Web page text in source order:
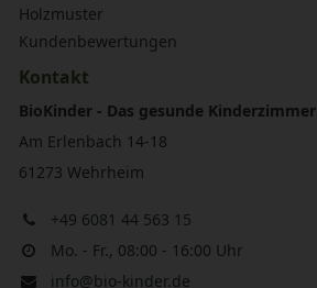
Holzmuster
Kundenbewertungen
Kontakt
BioKinder - Das gesunde Kinderzimmer
Am Erlenbach 14-18
61273 Wehrheim
+49 6081 44 563 15
Mo. - Fr., 08:00 - 16:00 Uhr
info@bio-kinder.de